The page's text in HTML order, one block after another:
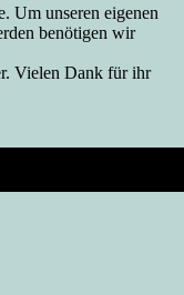
Um unseren eigenen
benötigen wir
Vielen Dank für ihr